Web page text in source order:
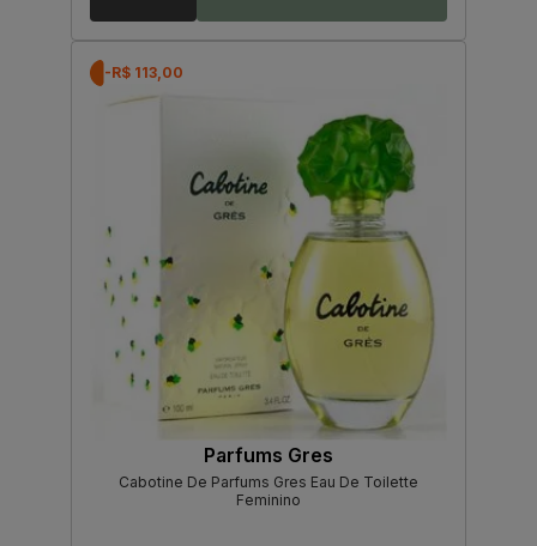
-R$ 113,00
Parfums Gres
Cabotine De Parfums Gres Eau De Toilette
Feminino